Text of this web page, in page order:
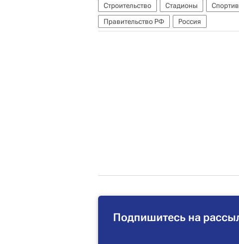
Строительство Стадионы
Правительство РФ
Россия
Подпишитесь на